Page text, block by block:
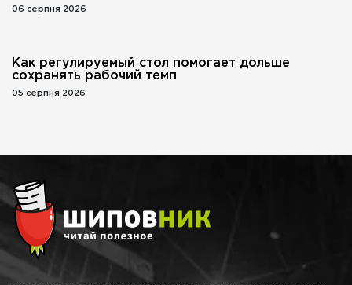
06 серпня 2026
Как регулируемый стол помогает дольше
сохранять рабочий темп
05 серпня 2026